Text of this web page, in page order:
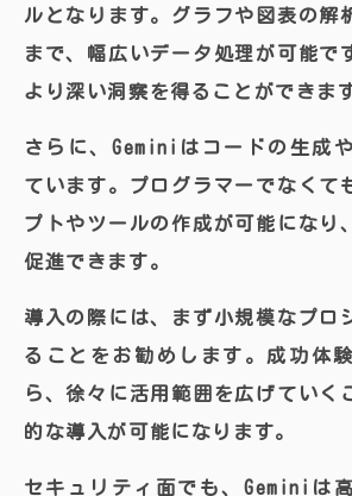
ルとなります。グラフや図表の解
まで、幅広いデータ処理が可能で
より深い洞察を得ることができま
さらに、Geminiはコードの生成
ています。プログラマーでなくて
プトやツールの作成が可能になり
促進できます。
導入の際には、まず小規模なプロ
ることをお勧めします。成功体
ら、徐々に活用範囲を広げていく
的な導入が可能になります。
セキュリティ面でも、Geminiは